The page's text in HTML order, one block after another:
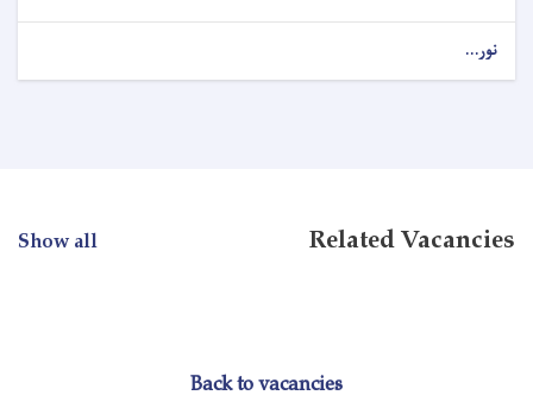
نور...
Related Vacancies
Show all
Back to vacancies